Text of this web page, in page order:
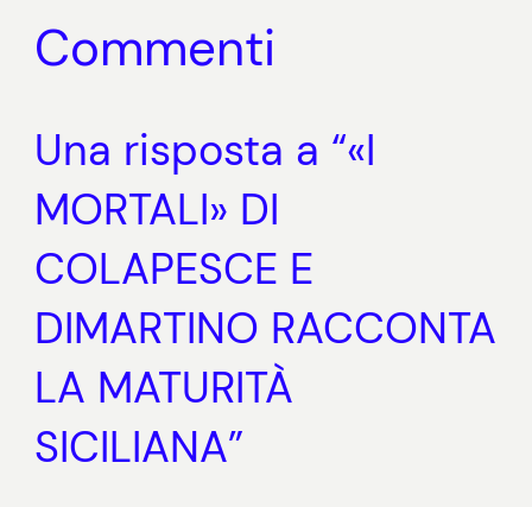
Commenti
Una risposta a “«I
MORTALI» DI
COLAPESCE E
DIMARTINO RACCONTA
LA MATURITÀ
SICILIANA”